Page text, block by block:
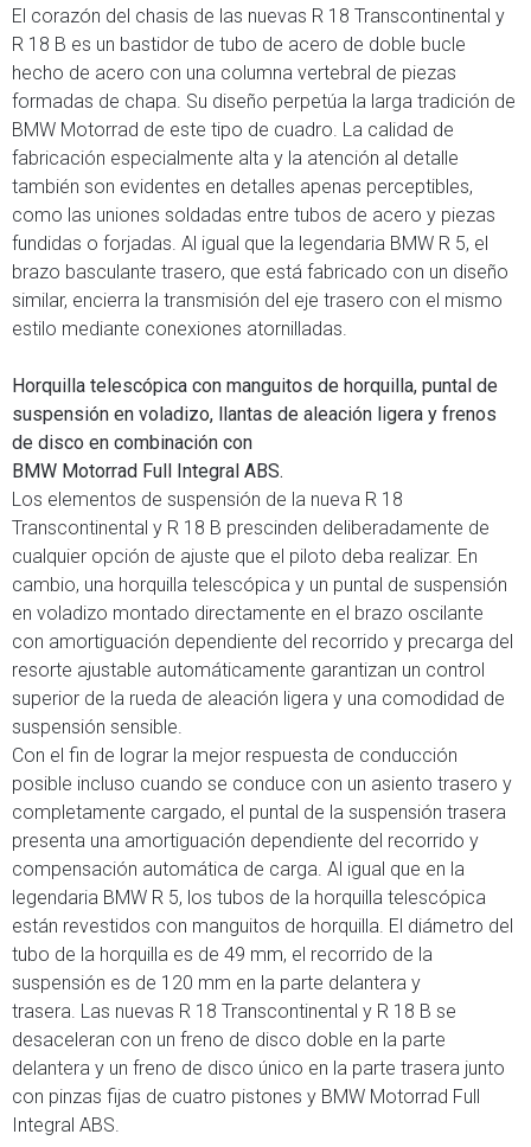
El corazón del chasis de las nuevas R 18 Transcontinental y
R 18 B es un bastidor de tubo de acero de doble bucle
hecho de acero con una columna vertebral de piezas
formadas de chapa. Su diseño perpetúa la larga tradición de
BMW Motorrad de este tipo de cuadro. La calidad de
fabricación especialmente alta y la atención al detalle
también son evidentes en detalles apenas perceptibles,
como las uniones soldadas entre tubos de acero y piezas
fundidas o forjadas. Al igual que la legendaria BMW R 5, el
brazo basculante trasero, que está fabricado con un diseño
similar, encierra la transmisión del eje trasero con el mismo
estilo mediante conexiones atornilladas.
Horquilla telescópica con manguitos de horquilla, puntal de
suspensión en voladizo, llantas de aleación ligera y frenos
de disco en combinación con
BMW Motorrad Full Integral ABS.
Los elementos de suspensión de la nueva R 18
Transcontinental y R 18 B prescinden deliberadamente de
cualquier opción de ajuste que el piloto deba realizar. En
cambio, una horquilla telescópica y un puntal de suspensión
en voladizo montado directamente en el brazo oscilante
con amortiguación dependiente del recorrido y precarga del
resorte ajustable automáticamente garantizan un control
superior de la rueda de aleación ligera y una comodidad de
suspensión sensible.
Con el fin de lograr la mejor respuesta de conducción
posible incluso cuando se conduce con un asiento trasero y
completamente cargado, el puntal de la suspensión trasera
presenta una amortiguación dependiente del recorrido y
compensación automática de carga. Al igual que en la
legendaria BMW R 5, los tubos de la horquilla telescópica
están revestidos con manguitos de horquilla. El diámetro del
tubo de la horquilla es de 49 mm, el recorrido de la
suspensión es de 120 mm en la parte delantera y
trasera. Las nuevas R 18 Transcontinental y R 18 B se
desaceleran con un freno de disco doble en la parte
delantera y un freno de disco único en la parte trasera junto
con pinzas fijas de cuatro pistones y BMW Motorrad Full
Integral ABS.